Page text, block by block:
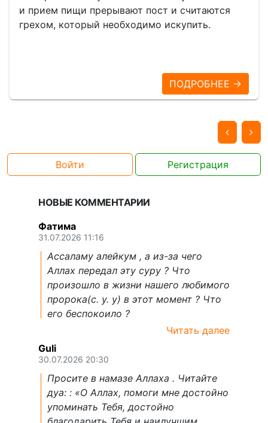
и прием пищи прерывают пост и считаются
грехом, который необходимо искупить.
ПОДРОБНЕЕ →
Войти Регистрация
НОВЫЕ КОММЕНТАРИИ
Фатима
31.07.2026 11:16
Ассаламу алейкум , а из-за чего
Аллах передал эту суру ? Что
произошло в жизни нашего любимого
пророка(с. у. у) в этот момент ? Что
его беспокоило ?
Читать далее
Guli
30.07.2026 20:30
Просите в намазе Аллаха . Читайте
дуа: : «О Аллах, помоги мне достойно
упоминать Тебя, достойно